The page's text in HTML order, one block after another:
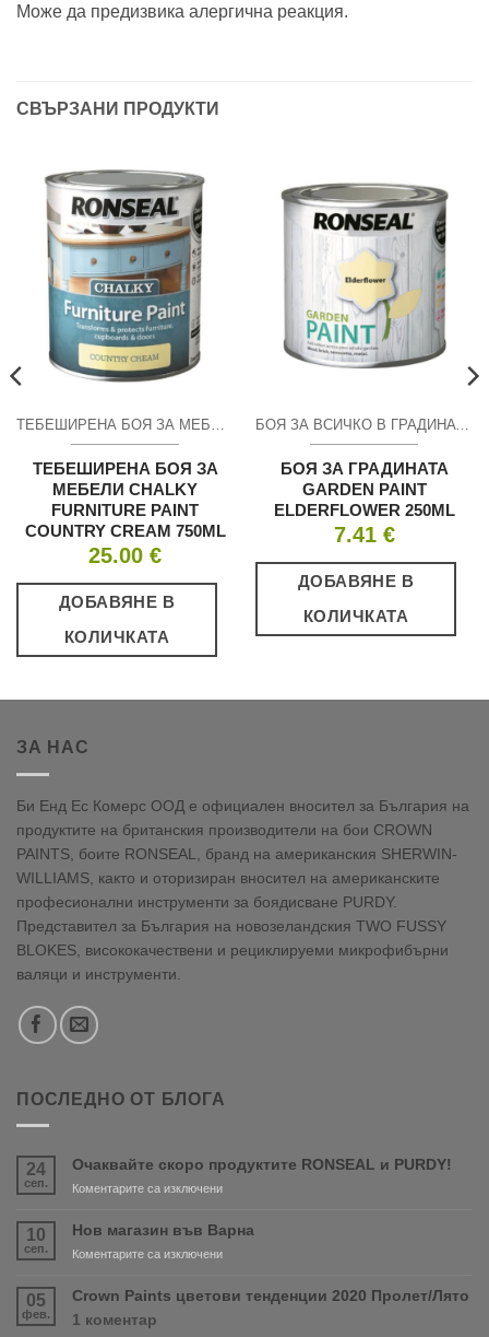
Може да предизвика алергична реакция.
СВЪРЗАНИ ПРОДУКТИ
ТЕБЕШИРЕНА БОЯ ЗА МЕБЕЛИ RONSEAL CHALKY FURNITURE PAINT
ТЕБЕШИРЕНА БОЯ ЗА
МЕБЕЛИ CHALKY
FURNITURE PAINT
COUNTRY CREAM 750ML
25.00 €
ДОБАВЯНЕ В
КОЛИЧКАТА
БОЯ ЗА ВСИЧКО В ГРАДИНАТА
БОЯ ЗА ГРАДИНАТА
GARDEN PAINT
ELDERFLOWER 250ML
7.41 €
ДОБАВЯНЕ В
КОЛИЧКАТА
ЗА НАС
Би Енд Ес Комерс ООД е официален вносител за България на
продуктите на британския производители на бои CROWN
PAINTS, боите RONSEAL, бранд на американския SHERWIN-
WILLIAMS, както и оторизиран вносител на американските
професионални инструменти за боядисване PURDY.
Представител за България на новозеландския TWO FUSSY
BLOKES, висококачествени и рециклируеми микрофибърни
валяци и инструменти.
ПОСЛЕДНО ОТ БЛОГА
24
сеп.
Очаквайте скоро продуктите RONSEAL и PURDY!
Коментарите са изключениза
RONSEAL
PURDY!
10
сеп.
Нов магазин във Варна
Коментарите са изключениза
05
фев.
Crown Paints цветови тенденции 2020 Пролет/Лято
1 коментар